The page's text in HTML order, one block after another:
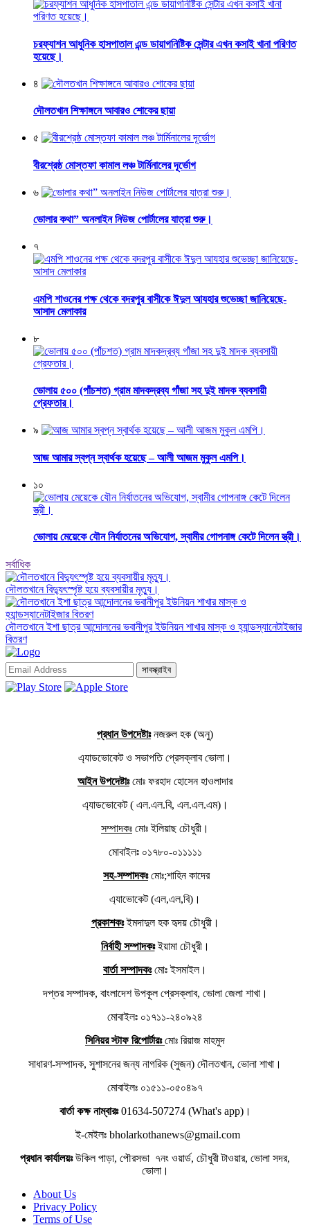
চরফ্যাশন আধুনিক হাসপাতাল এন্ড ডায়াগনিষ্টিক সেন্টার এখন কসাই খানা পরিণত
হয়েছে।
৪
দৌলতখান শিক্ষাঙ্গনে আবারও শোকের ছায়া
৫
বীরশ্রেষ্ঠ মোস্তফা কামাল লঞ্চ টার্মিনালের দূর্ভোগ
৬
ভোলার কথা” অনলাইন নিউজ পোর্টালের যাত্রা শুরু।
৭
এমপি শাওনের পক্ষ থেকে বদরপুর বাসীকে ঈদুল আযহার শুভেচ্ছা জানিয়েছে-
আসাদ মেলাকার
৮
ভোলায় ৫০০ (পাঁচশত) গ্রাম মাদকদ্রব্য গাঁজা সহ দুই মাদক ব্যবসায়ী
গ্রেফতার।
৯
আজ আমার স্বপ্ন স্বার্থক হয়েছে – আলী আজম মুকুল এমপি।
১০
ভোলায় মেয়েকে যৌন নির্যাতনের অভিযোগ, স্বামীর গোপনাঙ্গ কেটে দিলেন স্ত্রী।
সর্বাধিক
দৌলতখানে বিদ্যুৎস্পৃষ্ট হয়ে ব্যবসায়ীর মৃত্যু।
দৌলতখানে ইশা ছাত্র আন্দোলনের ভবানীপুর ইউনিয়ন শাখার মাস্ক ও হ্যান্ডস্যানেটাইজার
বিতরণ
সাবস্ক্রাইব
প্রধান উপদেষ্টাঃনজরুল হক (অনু)
এ্যাডভোকেট ও সভাপতি প্রেসক্লাব ভোলা।
আইন উপদেষ্টাঃমোঃ ফরহাদ হোসেন হাওলাদার
এ্যাডভোকেট ( এল.এল.বি, এল.এল.এম)।
সম্পাদকঃ মোঃ ইলিয়াছ চৌধুরী।
মোবাইলঃ ০১৭৮০-০১১১১১
সহ-সম্পাদকঃমোঃ;শাহিন কাদের
এ্যাভোকেট (এল,এল,বি)।
প্রকাশকঃইমদাদুল হক হৃদয় চৌধুরী।
নির্বাহী সম্পাদকঃইয়ামা চৌধুরী।
বার্তা সম্পাদকঃমোঃ ইসমাইল।
দপ্তর সম্পাদক, বাংলাদেশ উপকূল প্রেসক্লাব, ভোলা জেলা শাখা।
মোবাইলঃ ০১৭১১-২৪০৯২৪
সিনিয়র স্টাফ রিপোর্টারঃমোঃ রিয়াজ মাহমুদ
সাধারণ-সম্পাদক, সুশাসনের জন্য নাগরিক (সুজন) দৌলতখান, ভোলা শাখা।
মোবাইলঃ ০১৫১১-০৫০৪৯৭
বার্তা কক্ষ নাম্বারঃ01634-507274 (What's app)।
ই-মেইলঃ bholarkothanews@gmail.com
প্রধান কার্যালয়ঃউকিল পাড়া, পৌরসভা ৭নং ওয়ার্ড, চৌধুরী টাওয়ার, ভোলা সদর,
ভোলা।
About Us
Privacy Policy
Terms of Use